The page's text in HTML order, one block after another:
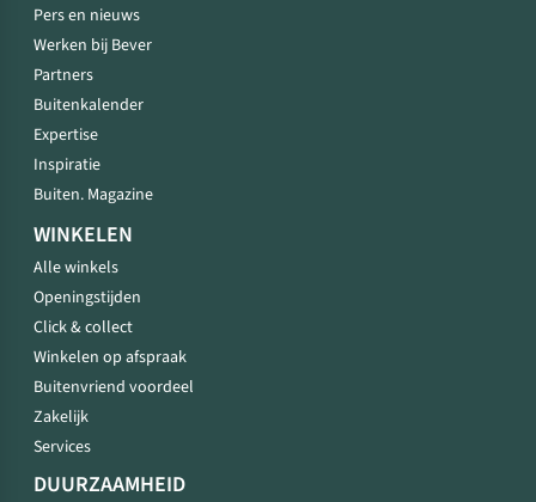
Pers en nieuws
Werken bij Bever
Partners
Buitenkalender
Expertise
Inspiratie
Buiten. Magazine
WINKELEN
Alle winkels
Openingstijden
Click & collect
Winkelen op afspraak
Buitenvriend voordeel
Zakelijk
Services
DUURZAAMHEID